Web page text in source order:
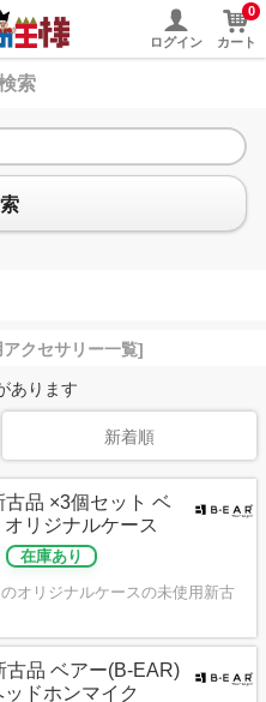
ログイン
0
カート
索
クセサリー一覧]
あります
新着順
古品 ×3個セット ベ
リジナルケース
在庫あり
オリジナルケースの未使用新古
古品 ベアー(B-EAR)
ドホンマイク